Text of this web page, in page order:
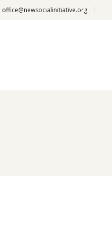
office@newsocialinitiative.org